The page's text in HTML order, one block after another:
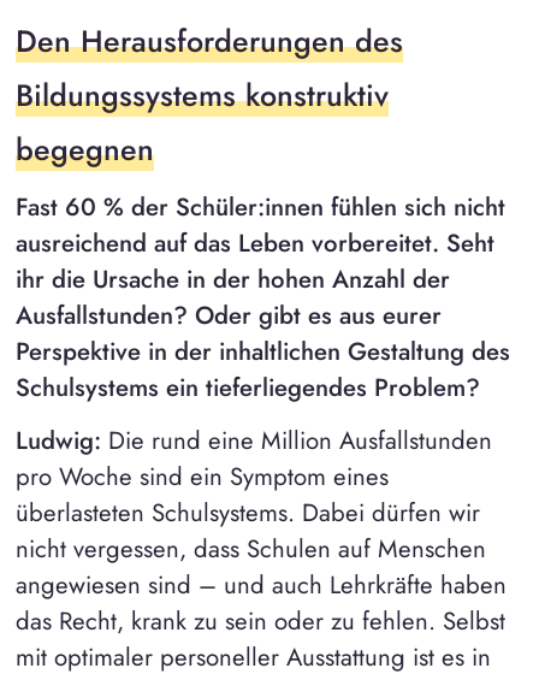
Den Herausforderungen des
Bildungssystems konstruktiv
begegnen
Fast 60 % der Schüler:innen fühlen sich nicht
ausreichend auf das Leben vorbereitet. Seht
ihr die Ursache in der hohen Anzahl der
Ausfallstunden? Oder gibt es aus eurer
Perspektive in der inhaltlichen Gestaltung des
Schulsystems ein tieferliegendes Problem?
Ludwig: Die rund eine Million Ausfallstunden
pro Woche sind ein Symptom eines
überlasteten Schulsystems. Dabei dürfen wir
nicht vergessen, dass Schulen auf Menschen
angewiesen sind – und auch Lehrkräfte haben
das Recht, krank zu sein oder zu fehlen. Selbst
mit optimaler personeller Ausstattung ist es in